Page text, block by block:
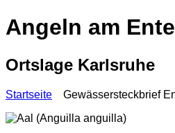
Angeln am
Ortslage Karlsruhe
Startseite Gewässersteckbrief